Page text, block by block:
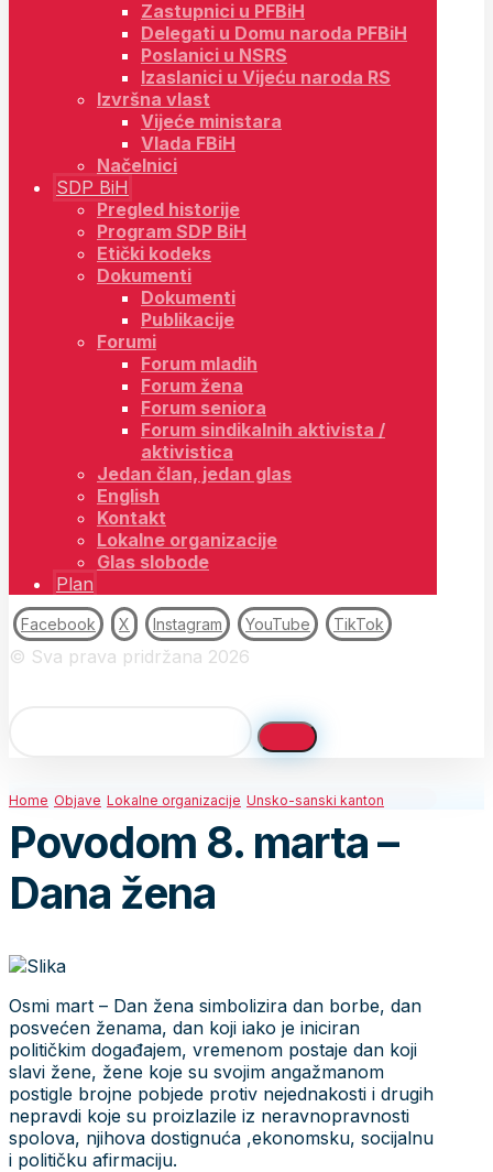
Zastupnici u PFBiH
Delegati u Domu naroda PFBiH
Poslanici u NSRS
Izaslanici u Vijeću naroda RS
Izvršna vlast
Vijeće ministara
Vlada FBiH
Načelnici
SDP BiH
Pregled historije
Program SDP BiH
Etički kodeks
Dokumenti
Dokumenti
Publikacije
Forumi
Forum mladih
Forum žena
Forum seniora
Forum sindikalnih aktivista /
aktivistica
Jedan član, jedan glas
English
Kontakt
Lokalne organizacije
Glas slobode
Plan
Facebook X Instagram YouTube TikTok
© Sva prava pridržana 2026
Home Objave Lokalne organizacije Unsko-sanski kanton
Povodom 8. marta –
Dana žena
Osmi mart – Dan žena simbolizira dan borbe, dan
posvećen ženama, dan koji iako je iniciran
političkim događajem, vremenom postaje dan koji
slavi žene, žene koje su svojim angažmanom
postigle brojne pobjede protiv nejednakosti i drugih
nepravdi koje su proizlazile iz neravnopravnosti
spolova, njihova dostignuća ,ekonomsku, socijalnu
i političku afirmaciju.